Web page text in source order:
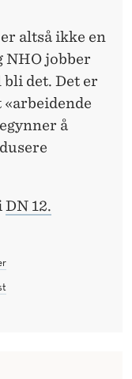
altså ikke en
NHO jobber
det. Det er
«arbeidende
å
DN 12.